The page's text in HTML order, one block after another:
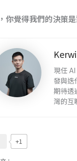
你覺得我們的決策
現任
發與迭
期待透
灣的互
+1